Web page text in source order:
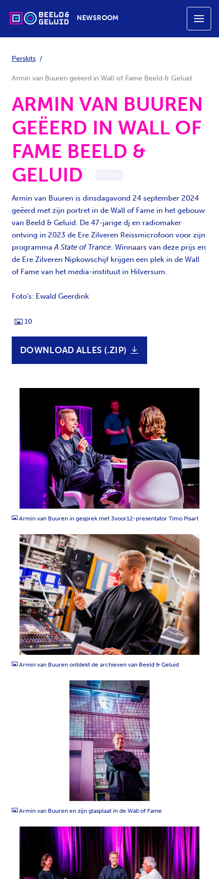
NEWSROOM
Perskits
Armin van Buuren geëerd in Wall of Fame Beeld & Geluid
ARMIN VAN BUUREN
GEËERD IN WALL OF
FAME BEELD &
GELUID
Armin van Buuren is dinsdagavond 24 september 2024
geëerd met zijn portret in de Wall of Fame in het gebouw
van Beeld & Geluid. De 47-jarige dj en radiomaker
ontving in 2023 de Ere Zilveren Reissmicrofoon voor zijn
programmaA State of Trance. Winnaars van deze prijs en
de Ere Zilveren Nipkowschijf krijgen een plek in de Wall
of Fame van het media-instituut in Hilversum.
Foto's: Ewald Geerdink
10
DOWNLOAD ALLES (.ZIP)
Armin van Buuren in gesprek met 3voor12-presentator Timo Pisart
JPG
Armin van Buuren ontdekt de archieven van Beeld & Geluid
Armin van Buuren en zijn glasplaat in de Wall of Fame